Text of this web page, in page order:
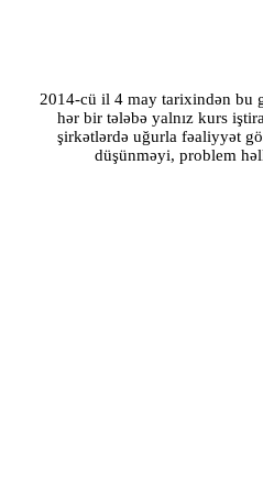
2014-cü il 4 may tarixindən bu
hər bir tələbə yalnız kurs
şirkətlərdə uğurla fəaliyyət
düşünməyi, problem